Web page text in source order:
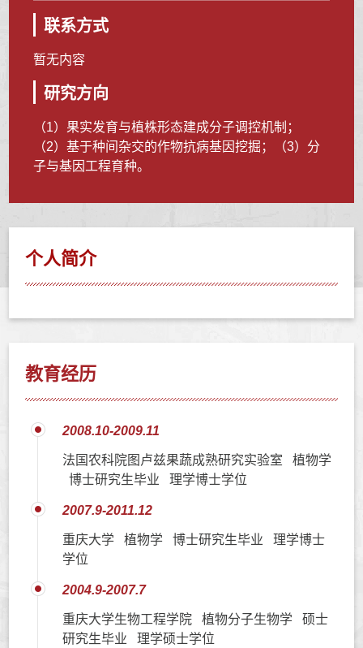
联系方式
暂无内容
研究方向
（1）果实发育与植株形态建成分子调控机制；
（2）基于种间杂交的作物抗病基因挖掘；（3）分
子与基因工程育种。
个人简介
教育经历
2008.10-2009.11
法国农科院图卢兹果蔬成熟研究实验室 植物学
博士研究生毕业 理学博士学位
2007.9-2011.12
重庆大学 植物学 博士研究生毕业 理学博士
学位
2004.9-2007.7
重庆大学生物工程学院 植物分子生物学 硕士
研究生毕业 理学硕士学位